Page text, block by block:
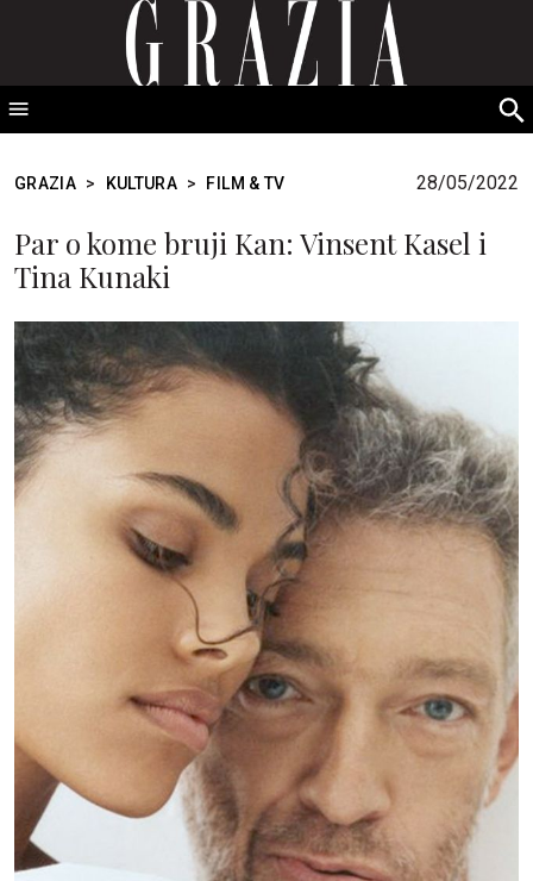
GRAZIA Srbija
GRAZIA > KULTURA > FILM & TV 28/05/2022
Par o kome bruji Kan: Vinsent Kasel i
Tina Kunaki